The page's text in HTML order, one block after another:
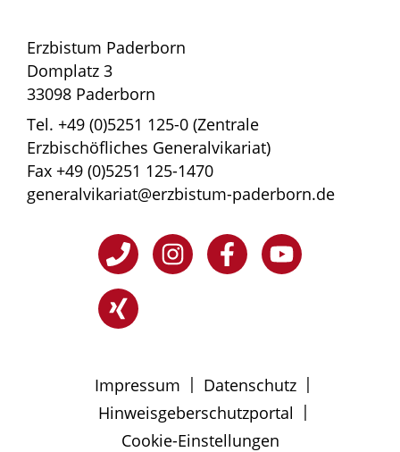
Erzbistum Paderborn
Domplatz 3
33098 Paderborn
Tel. +49 (0)5251 125-0 (Zentrale
Erzbischöfliches Generalvikariat)
Fax +49 (0)5251 125-1470
generalvikariat@erzbistum-paderborn.de
Impressum | Datenschutz |
Hinweisgeberschutzportal |
Cookie-Einstellungen